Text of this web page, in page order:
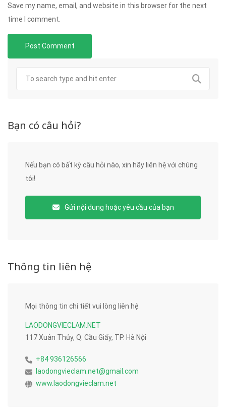
Save my name, email, and website in this browser for the next
time I comment.
Bạn có câu hỏi?
Nếu bạn có bất kỳ câu hỏi nào, xin hãy liên hệ với chúng
tôi!
Gửi nội dung hoặc yêu cầu của bạn
Thông tin liên hệ
Mọi thông tin chi tiết vui lòng liên hệ
LAODONGVIECLAM.NET
117 Xuân Thủy, Q. Cầu Giấy, TP. Hà Nội
+84 936126566
laodongvieclam.net@gmail.com
www.laodongvieclam.net